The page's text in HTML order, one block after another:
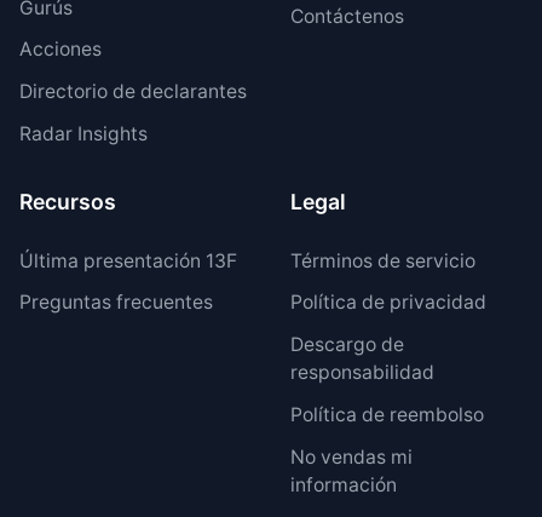
Gurús
Acciones
Directorio de declarantes
Radar Insights
Contáctenos
Recursos
Última presentación 13F
Preguntas frecuentes
Legal
Términos de servicio
Política de privacidad
Descargo de
responsabilidad
Política de reembolso
No vendas mi
información